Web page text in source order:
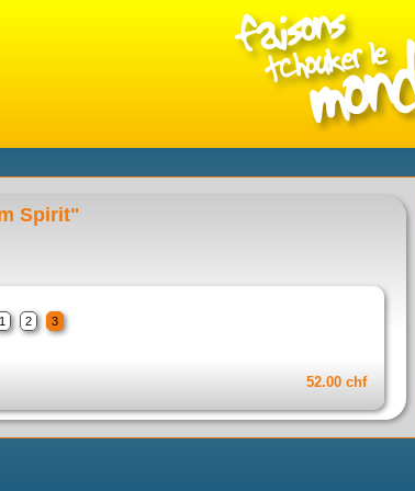
Spirit"
1 2 3
52.00 chf